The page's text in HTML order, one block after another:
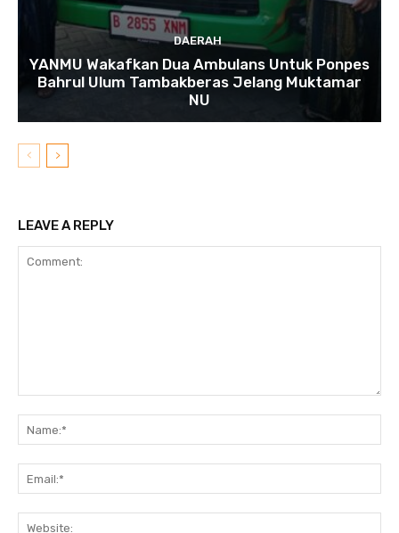
DAERAH
YANMU Wakafkan Dua Ambulans Untuk Ponpes
Bahrul Ulum Tambakberas Jelang Muktamar
NU
LEAVE A REPLY